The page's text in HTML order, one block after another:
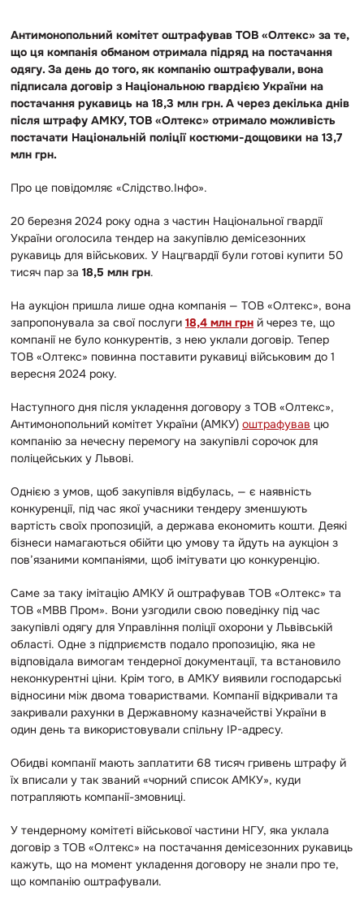
Антимонопольний комітет оштрафував ТОВ «Олтекс» за те,
що ця компанія обманом отримала підряд на постачання
одягу. За день до того, як компанію оштрафували, вона
підписала договір з Національною гвардією України на
постачання рукавиць на 18,3 млн грн. А через декілька днів
після штрафу АМКУ, ТОВ «Олтекс» отримало можливість
постачати Національній поліції костюми-дощовики на 13,7
млн грн.
Про це повідомляє «Слідство.Інфо».
20 березня 2024 року одна з частин Національної гвардії
України оголосила тендер на закупівлю демісезонних
рукавиць для військових. У Нацгвардії були готові купити 50
тисяч пар за 18,5 млн грн.
На аукціон пришла лише одна компанія — ТОВ «Олтекс», вона
запропонувала за свої послуги 18,4 млн грн й через те, що
компанії не було конкурентів, з нею уклали договір. Тепер
ТОВ «Олтекс» повинна поставити рукавиці військовим до 1
вересня 2024 року.
Наступного дня після укладення договору з ТОВ «Олтекс»,
Антимонопольний комітет України (АМКУ) оштрафував цю
компанію за нечесну перемогу на закупівлі сорочок для
поліцейських у Львові.
Однією з умов, щоб закупівля відбулась, — є наявність
конкуренції, під час якої учасники тендеру зменшують
вартість своїх пропозицій, а держава економить кошти. Деякі
бізнеси намагаються обійти цю умову та йдуть на аукціон з
пов’язаними компаніями, щоб імітувати цю конкуренцію.
Саме за таку імітацію АМКУ й оштрафував ТОВ «Олтекс» та
ТОВ «МВВ Пром». Вони узгодили свою поведінку під час
закупівлі одягу для Управління поліції охорони у Львівській
області. Одне з підприємств подало пропозицію, яка не
відповідала вимогам тендерної документації, та встановило
неконкурентні ціни. Крім того, в АМКУ виявили господарські
відносини між двома товариствами. Компанії відкривали та
закривали рахунки в Державному казначействі України в
один день та використовували спільну IP-адресу.
Обидві компанії мають заплатити 68 тисяч гривень штрафу й
їх вписали у так званий «чорний список АМКУ», куди
потрапляють компанії-змовниці.
У тендерному комітеті військової частини НГУ, яка уклала
договір з ТОВ «Олтекс» на постачання демісезонних рукавиць
кажуть, що на момент укладення договору не знали про те,
що компанію оштрафували.